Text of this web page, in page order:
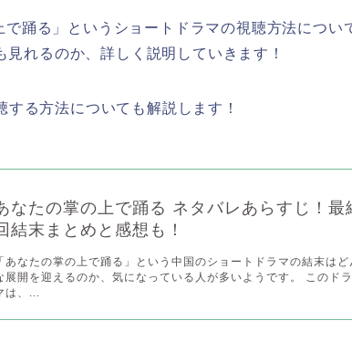
で踊る」
というショートドラマの視聴方法につい
れるのか、詳しく説明していきます！
る方法についても解説します！
なたの掌の上で踊る ネタバレあらすじ！最
結末まとめと感想も！
「あなたの掌の上で踊る」という中国のショートドラマの結末はど
展開を迎えるのか、気になっている人が多いようです。 このドラ
は、...